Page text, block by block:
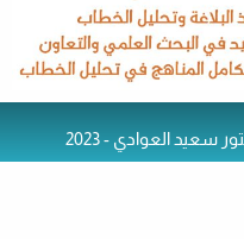
العوادي - 2023